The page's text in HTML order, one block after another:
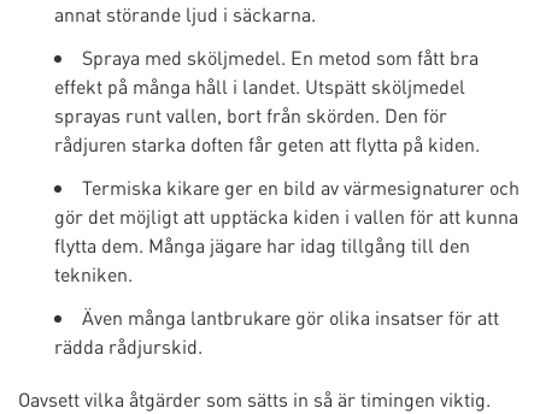
annat störande ljud i säckarna.
Spraya med sköljmedel. En metod som fått bra
effekt på många håll i landet. Utspätt sköljmedel
sprayas runt vallen, bort från skörden. Den för
rådjuren starka doften får geten att flytta på kiden.
Termiska kikare ger en bild av värmesignaturer och
gör det möjligt att upptäcka kiden i vallen för att kunna
flytta dem. Många jägare har idag tillgång till den
tekniken.
Även många lantbrukare gör olika insatser för att
rädda rådjurskid.
Oavsett vilka åtgärder som sätts in så är timingen viktig.